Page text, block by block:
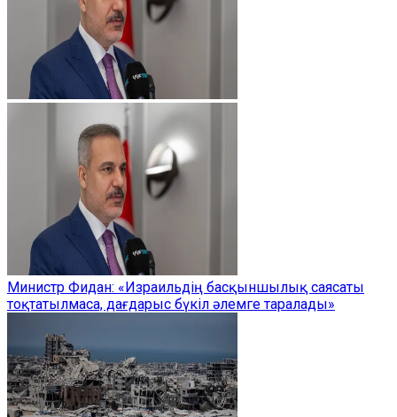
Министр Фидан: «Израильдің басқыншылық саясаты
тоқтатылмаса, дағдарыс бүкіл әлемге таралады»